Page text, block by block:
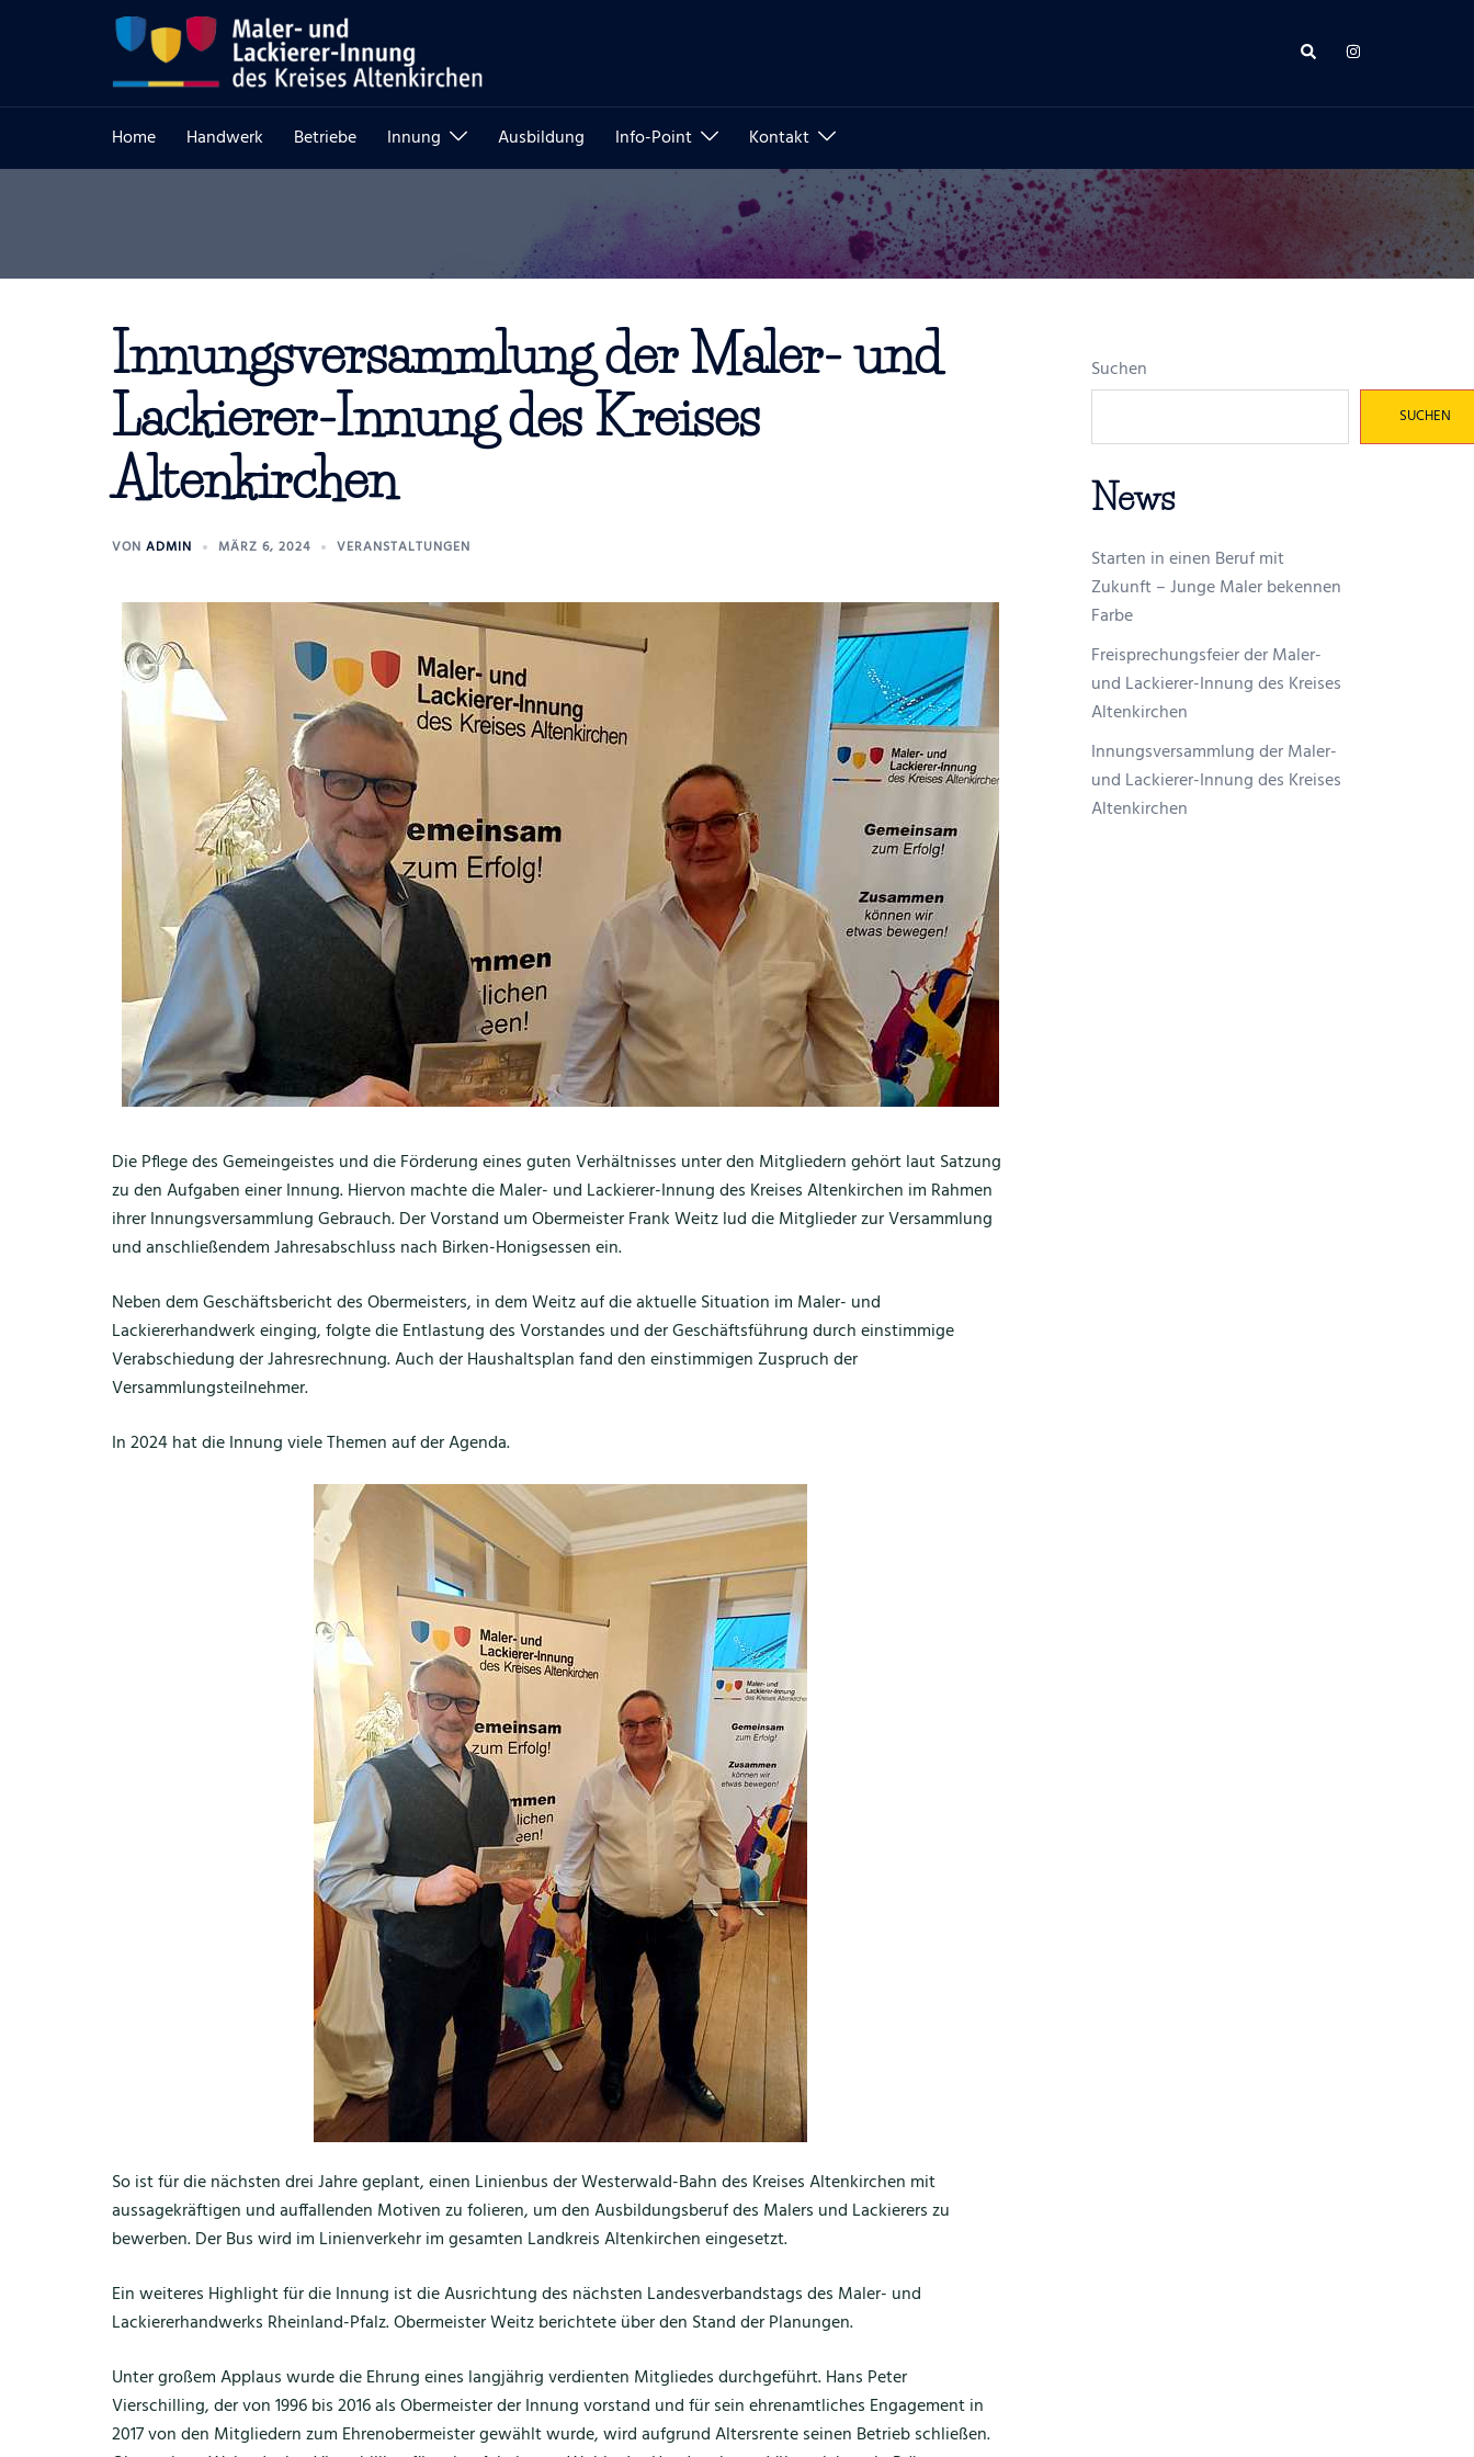
Suche
Home Handwerk Betriebe Innung Ausbildung Info-Point Kontakt
Innungsversammlung der Maler- und
Lackierer-Innung des Kreises
Altenkirchen
VON ADMIN MÄRZ 6, 2024 VERANSTALTUNGEN
Die Pflege des Gemeingeistes und die Förderung eines guten Verhältnisses unter den Mitgliedern gehört laut Satzung
zu den Aufgaben einer Innung. Hiervon machte die Maler- und Lackierer-Innung des Kreises Altenkirchen im Rahmen
ihrer Innungsversammlung Gebrauch. Der Vorstand um Obermeister Frank Weitz lud die Mitglieder zur Versammlung
und anschließendem Jahresabschluss nach Birken-Honigsessen ein.
Neben dem Geschäftsbericht des Obermeisters, in dem Weitz auf die aktuelle Situation im Maler- und
Lackiererhandwerk einging, folgte die Entlastung des Vorstandes und der Geschäftsführung durch einstimmige
Verabschiedung der Jahresrechnung. Auch der Haushaltsplan fand den einstimmigen Zuspruch der
Versammlungsteilnehmer.
In 2024 hat die Innung viele Themen auf der Agenda.
So ist für die nächsten drei Jahre geplant, einen Linienbus der Westerwald-Bahn des Kreises Altenkirchen mit
aussagekräftigen und auffallenden Motiven zu folieren, um den Ausbildungsberuf des Malers und Lackierers zu
bewerben. Der Bus wird im Linienverkehr im gesamten Landkreis Altenkirchen eingesetzt.
Ein weiteres Highlight für die Innung ist die Ausrichtung des nächsten Landesverbandstags des Maler- und
Lackiererhandwerks Rheinland-Pfalz. Obermeister Weitz berichtete über den Stand der Planungen.
Unter großem Applaus wurde die Ehrung eines langjährig verdienten Mitgliedes durchgeführt. Hans Peter
Vierschilling, der von 1996 bis 2016 als Obermeister der Innung vorstand und für sein ehrenamtliches Engagement in
2017 von den Mitgliedern zum Ehrenobermeister gewählt wurde, wird aufgrund Altersrente seinen Betrieb schließen.
Suchen
SUCHEN
News
Starten in einen Beruf mit
Zukunft – Junge Maler bekennen
Farbe
Freisprechungsfeier der Maler-
und Lackierer-Innung des Kreises
Altenkirchen
Innungsversammlung der Maler-
und Lackierer-Innung des Kreises
Altenkirchen